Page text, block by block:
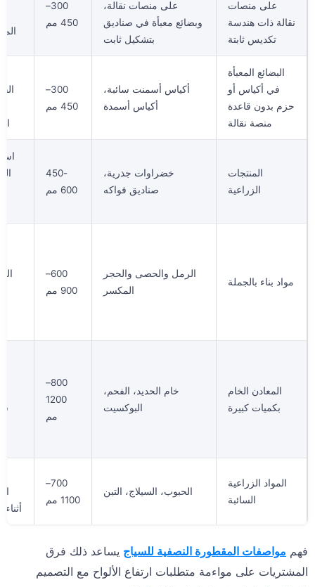
على منصات
نقالة ذات هندسة
تكديس ثابتة
على منصات نقالة،
وبضائع معبأة في صناديق
بتشكيل ثابت
300–
450 مم
البضائع المعبأة
في أكياس أو
حزم بدون قاعدة
منصة نقالة
أكياس أسمنت سائبة،
أكياس أسمدة
300–
450 مم
المنتجات
الزراعية
خضراوات جذرية،
صناديق فواكه
450-
600 مم
مواد بناء بالجملة
الرمل والحصى والحجر
المكسر
600–
900 مم
المعادن الخام
بكميات كبيرة
خام الحديد، الفحم،
البوكسيت
800–
1200
مم
المواد الزراعية
السائبة
الحبوب، السيلاج، التبن
700–
1100 مم
أثناء
فهم مواصفات المقطورة النصفية للسياج يساعد ذلك فرق
المشتريات على مواءمة متطلبات ارتفاع الألواح مع التصميم